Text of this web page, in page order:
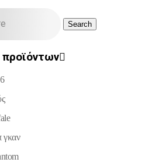
προϊόντων
γκαν